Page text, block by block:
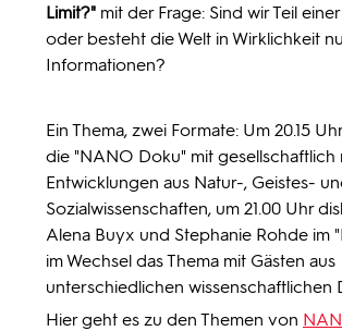
Limit?" mit der Frage: Sind wir Teil
oder besteht die Welt in Wirklichkeit
Informationen?
Ein Thema, zwei Formate: Um 20.15
die "NANO Doku" mit gesellschaftlich
Entwicklungen aus Natur-, Geistes-
Sozialwissenschaften, um 21.00 Uhr
Alena Buyx und Stephanie Rohde im
im Wechsel das Thema mit Gästen aus
unterschiedlichen wissenschaftlichen
Hier geht es zu den Themen von